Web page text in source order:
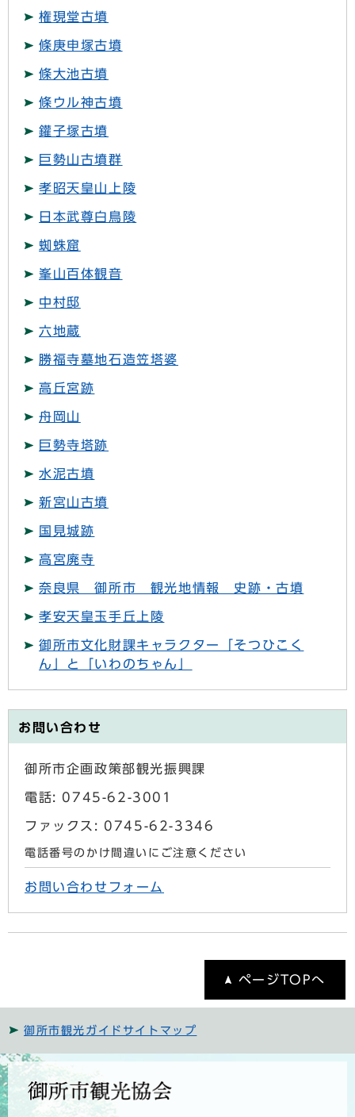
権現堂古墳
條庚申塚古墳
條大池古墳
條ウル神古墳
鑵子塚古墳
巨勢山古墳群
孝昭天皇山上陵
日本武尊白鳥陵
蜘蛛窟
峯山百体観音
中村邸
六地蔵
勝福寺墓地石造笠塔婆
高丘宮跡
舟岡山
巨勢寺塔跡
水泥古墳
新宮山古墳
国見城跡
高宮廃寺
奈良県 御所市 観光地情報 史跡・古墳
孝安天皇玉手丘上陵
御所市文化財課キャラクター「そつひこく
ん」と「いわのちゃん」
お問い合わせ
御所市企画政策部観光振興課
電話: 0745-62-3001
ファックス: 0745-62-3346
電話番号のかけ間違いにご注意ください
お問い合わせフォーム
ページTOPへ
御所市観光ガイドサイトマップ